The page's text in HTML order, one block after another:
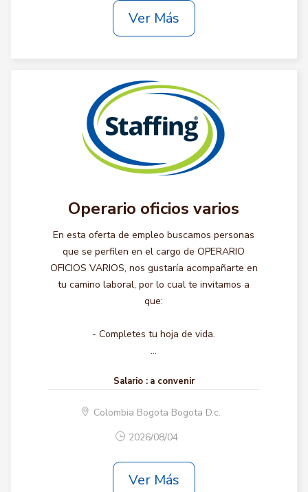
Ver Más
Operario oficios varios
En esta oferta de empleo buscamos personas
que se perfilen en el cargo de OPERARIO
OFICIOS VARIOS, nos gustaría acompañarte en
tu camino laboral, por lo cual te invitamos a
que:
- Completes tu hoja de vida.
...
Salario : a convenir
Colombia Bogota Bogota D.c.
2026/08/04
Ver Más